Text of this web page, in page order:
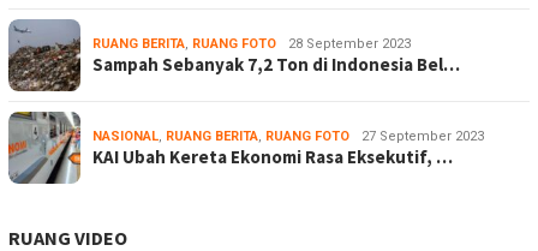
RUANG BERITA, RUANG FOTO 28 September 2023
Sampah Sebanyak 7,2 Ton di Indonesia Bel…
NASIONAL, RUANG BERITA, RUANG FOTO 27 September 2023
KAI Ubah Kereta Ekonomi Rasa Eksekutif, …
RUANG VIDEO